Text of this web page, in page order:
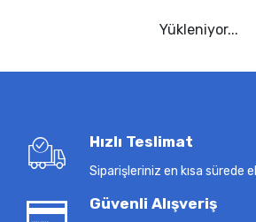
Yükleniyor...
Hızlı Teslimat
Siparişleriniz en kısa sürede
Güvenli Alışveriş